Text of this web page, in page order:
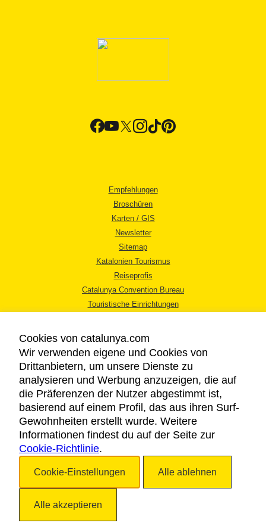
Empfehlungen
Broschüren
Karten / GIS
Newsletter
Sitemap
Katalonien Tourismus
Reiseprofis
Catalunya Convention Bureau
Touristische Einrichtungen
RECHTLICHER HINWEIS
DATENSCHUTZICHTLINIE
COOKIES
BARRIEREFREIHEIT
Cookies von catalunya.com
Wir verwenden eigene und Cookies von
Drittanbietern, um unsere Dienste zu
analysieren und Werbung anzuzeigen, die auf
die Präferenzen der Nutzer abgestimmt ist,
basierend auf einem Profil, das aus ihren Surf-
Gewohnheiten erstellt wurde. Weitere
Informationen findest du auf der Seite zur
Cookie-Richtlinie.
Cookie-Einstellungen Alle ablehnen
Alle akzeptieren